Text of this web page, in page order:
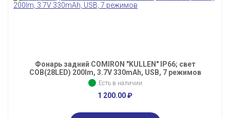
Фонарь задний COMIRON "KULLEN" IP66; свет
COB(28LED) 200lm, 3.7V 330mAh, USB, 7 режимов
Есть в наличии
1 200.00₽